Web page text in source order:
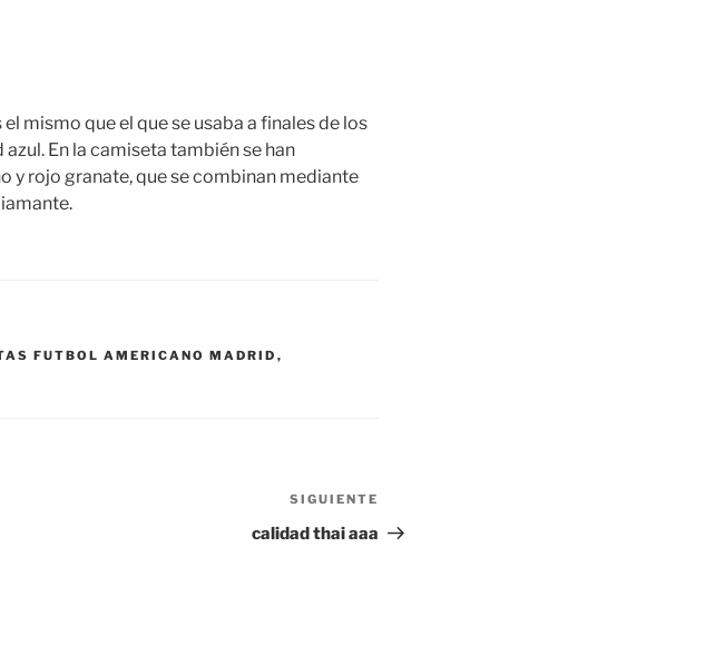
mismo que el que se usaba a finales de los
En la camiseta también se han
y rojo granate, que se combinan mediante
FUTBOL AMERICANO MADRID ,
entrada
SIGUIENTE
calidad thai aaa